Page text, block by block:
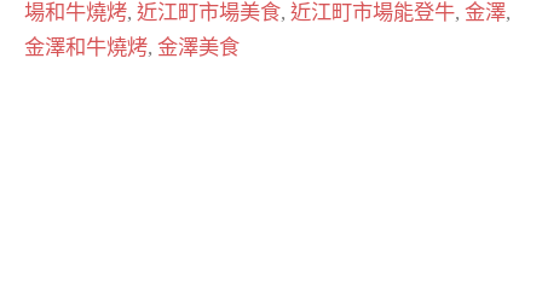
場和牛燒烤, 近江町市場美食, 近江町市場能登牛, 金澤,
金澤和牛燒烤, 金澤美食